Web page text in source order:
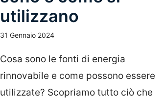
utilizzano
31 Gennaio 2024
Cosa sono le fonti di energia
rinnovabile e come possono essere
utilizzate? Scopriamo tutto ciò che